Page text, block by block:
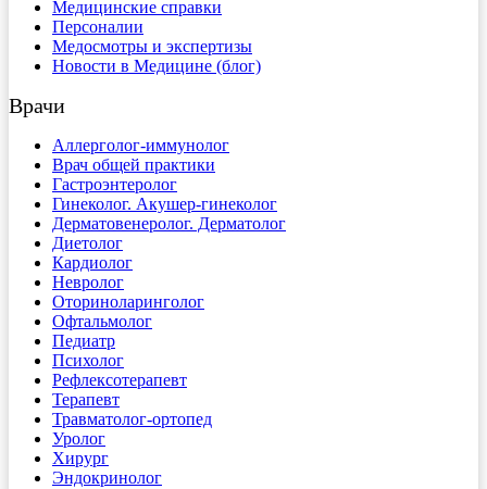
Медицинские справки
Персоналии
Медосмотры и экспертизы
Новости в Медицине (блог)
Врачи
Аллерголог-иммунолог
Врач общей практики
Гастроэнтеролог
Гинеколог. Акушер-гинеколог
Дерматовенеролог. Дерматолог
Диетолог
Кардиолог
Невролог
Оториноларинголог
Офтальмолог
Педиатр
Психолог
Рефлексотерапевт
Терапевт
Травматолог-ортопед
Уролог
Хирург
Эндокринолог